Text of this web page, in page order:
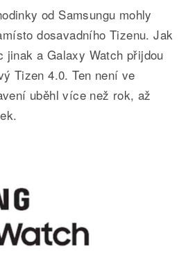
od Samsungu mohly
dosavadního Tizenu. Jak
a Galaxy Watch přijdou
Tizen 4.0. Ten není ve
uběhl více než rok, až